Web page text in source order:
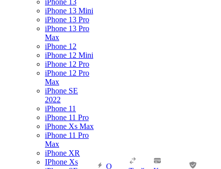
iPhone 13
iPhone 13 Mini
iPhone 13 Pro
iPhone 13 Pro
Max
iPhone 12
iPhone 12 Mini
iPhone 12 Pro
iPhone 12 Pro
Max
iPhone SE
2022
iPhone 11
iPhone 11 Pro
iPhone Xs Max
iPhone 11 Pro
Max
iPhone XR
IPhone Xs
О